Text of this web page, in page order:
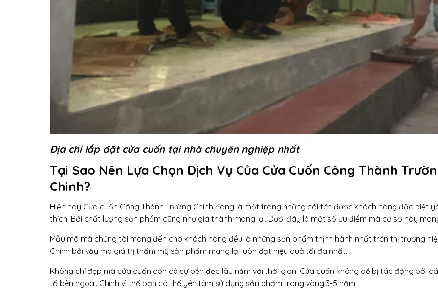
Địa chỉ lắp đặt cửa cuốn tại nhà chuyên nghiệp nhất
Tại Sao Nên Lựa Chọn Dịch Vụ Của Cửa Cuốn Công Thành
Chinh?
Hiện nay Cửa cuốn Công Thành Trường Chinh đang là một trong những cái tên được khách hàng đặc biệt
thích. Bởi chất lượng sản phẩm cũng như giá thành mang lại. Dưới đây là một số ưu điểm mà cơ sở này
Mẫu mã mà chúng tôi mang đến cho khách hàng đều là những sản phẩm thịnh hành nhất trên thị trường
Chính bởi vậy mà giá trị thẩm mỹ sản phẩm mang lại luôn đạt hiệu quả tối đa nhất.
Không chỉ đẹp mà cửa cuốn còn có sự bền đẹp lâu năm với thời gian. Cửa cuốn không dễ bị tác động bởi
tố bên ngoài. Chính vì thế bạn có thể yên tâm sử dụng sản phẩm trong vòng 3-5 năm.